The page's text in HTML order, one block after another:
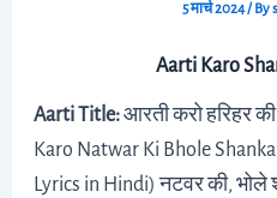
5 मार्च 2024/ By
Aarti Karo
Aarti Title:आरती करो हरिहर
Karo Natwar Ki Bhole
Lyrics in Hindi) नटवर की,